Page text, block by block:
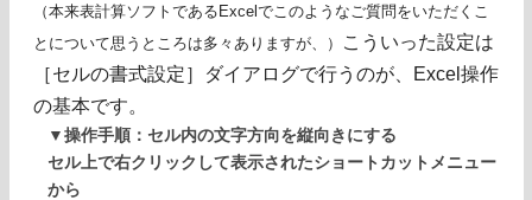
（本来表計算ソフトであるExcelでこのようなご質問をいただくこ
とについて思うところは多々ありますが、）
こういった設定は
［セルの書式設定］ダイアログで行うのが、Excel操作
の基本です。
▼操作手順：セル内の文字方向を縦向きにする
セル上で右クリックして表示されたショートカットメニュー
から